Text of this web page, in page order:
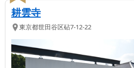
耕雲寺
東京都世田谷区砧7-12-22